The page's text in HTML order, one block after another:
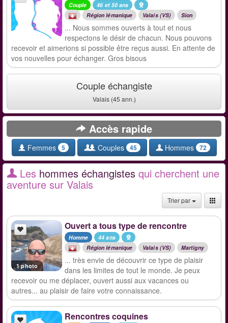
Couple
46 et 50 ans
Région lémanique
Valais (VS) Sion
... Nous sommes ouverts à tout et nous
respectons le désir de chacun. Nous pouvons
recevoir et aimerions si possible être reçus aussi. En attente de
vos nouvelles pour échanger. Gros bisous
Couple échangiste
Valais (45 ann.)
Accès rapide
Femmes 5 Couples 45 Hommes 72
Les hommes échangistes qui cherchent une
aventure sur Valais
Trier par
1 photo
Ouvert a tous type de rencontre
Homme
44 ans
Région lémanique
Valais (VS) Martigny
... très envie de découvrir ce type de plaisir
dans les limites de tout le monde. Je peux
recevoir ou me déplacer, ouvert aussi aux vacances ou
autres... au plaisir de faire votre connaissance.
Rencontres coquines